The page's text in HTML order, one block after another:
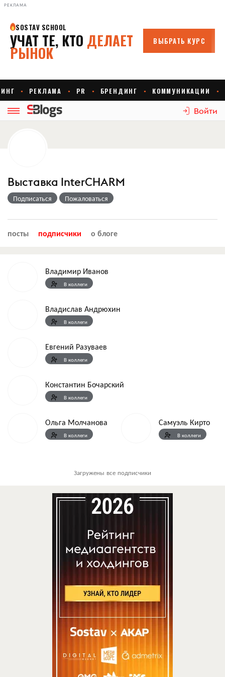
РЕКЛАМА
Войти
Выставка InterCHARM
Подписаться Пожаловаться
посты подписчики о блоге
Владимир Иванов
В коллеги
Владислав Андрюхин
В коллеги
Евгений Разуваев
В коллеги
Константин Бочарский
В коллеги
Ольга Молчанова
В коллеги
Самуэль Кирто
В коллеги
Загружены все подписчики